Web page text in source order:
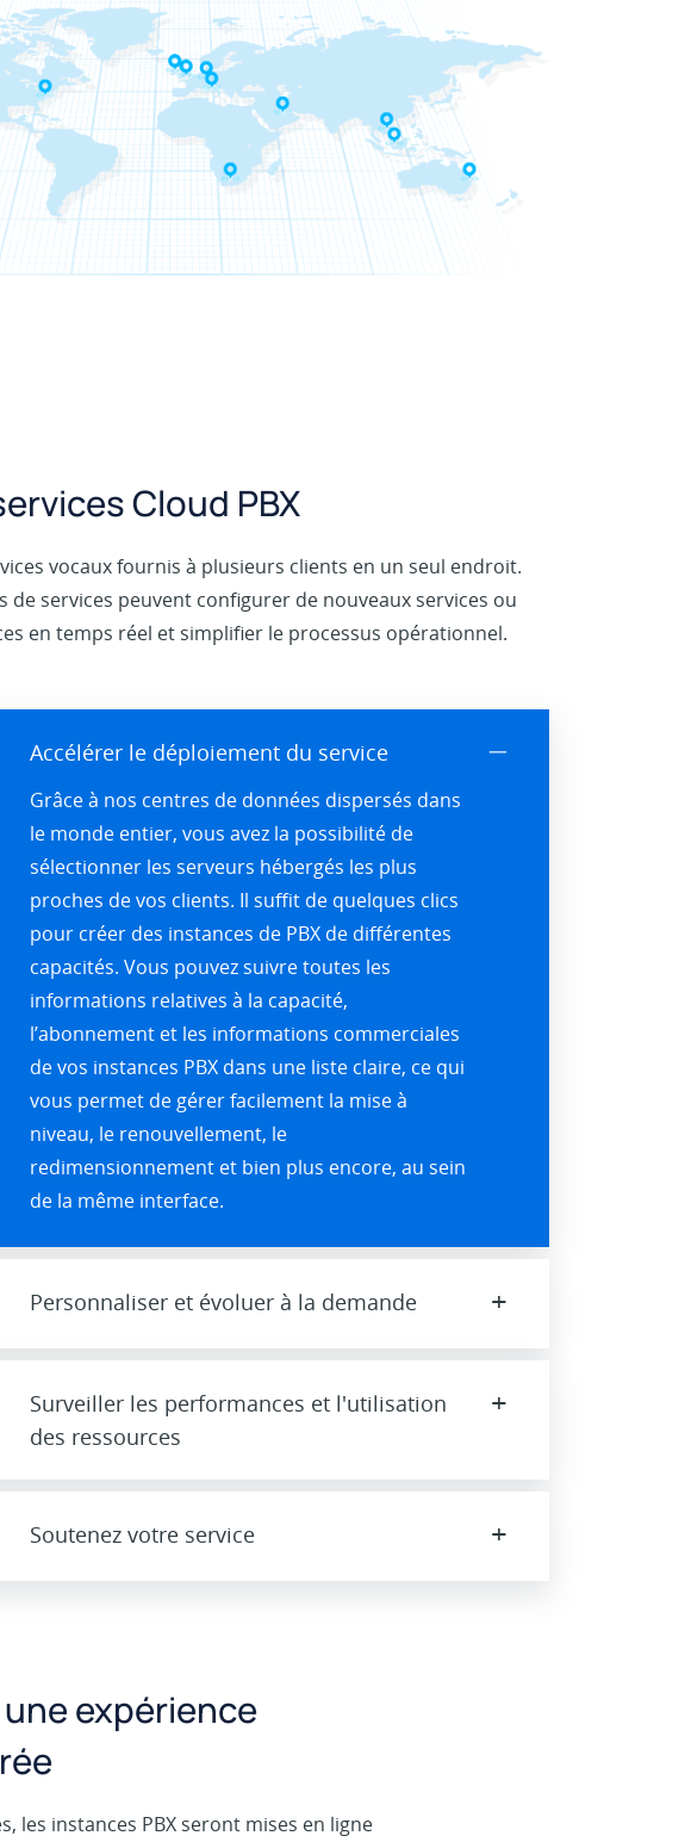
Cloud PBX
vocaux fournis à plusieurs clients en un seul endroit.
services peuvent configurer de nouveaux services ou
en temps réel et simplifier le processus opérationnel.
Accélérer le déploiement du service
一
Grâce à nos centres de données dispersés dans
le monde entier, vous avez la possibilité de
sélectionner les serveurs hébergés les plus
proches de vos clients. Il suffit de quelques clics
pour créer des instances de PBX de différentes
capacités. Vous pouvez suivre toutes les
informations relatives à la capacité,
l’abonnement et les informations commerciales
de vos instances PBX dans une liste claire, ce qui
vous permet de gérer facilement la mise à
niveau, le renouvellement, le
redimensionnement et bien plus encore, au sein
de la même interface.
Personnaliser et évoluer à la demande +
Surveiller les performances et l'utilisation
des ressources
+
Soutenez votre service +
expérience
les instances PBX seront mises en ligne